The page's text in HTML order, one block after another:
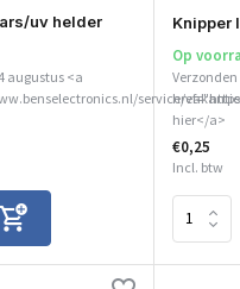
uv helder
augustus <a
service/
Knipper
Op
Verzonden
hier</a>
€0,25
Incl. btw